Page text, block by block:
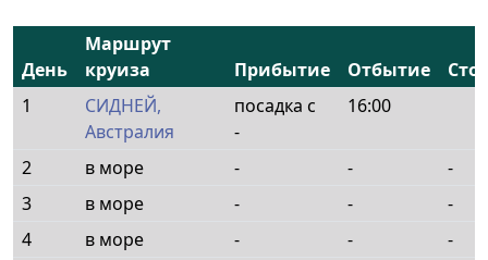
День
Маршрут
круиза
Прибытие Отбытие
1
СИДНЕЙ,
Австралия
посадка с
-
16:00
2 в море - -
-
3
в море - -
-
4
в море - -
-